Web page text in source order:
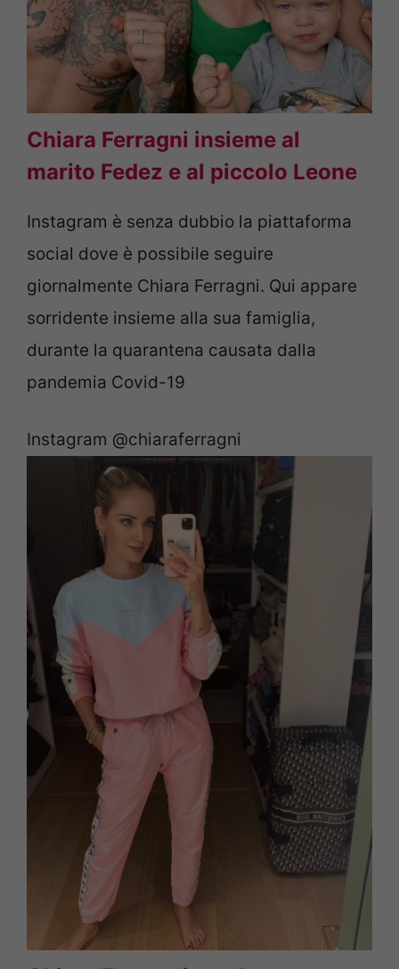
Chiara Ferragni insieme al
marito Fedez e al piccolo Leone
Instagram è senza dubbio la piattaforma
social dove è possibile seguire
giornalmente Chiara Ferragni. Qui appare
sorridente insieme alla sua famiglia,
durante la quarantena causata dalla
pandemia Covid-19
Instagram @chiaraferragni